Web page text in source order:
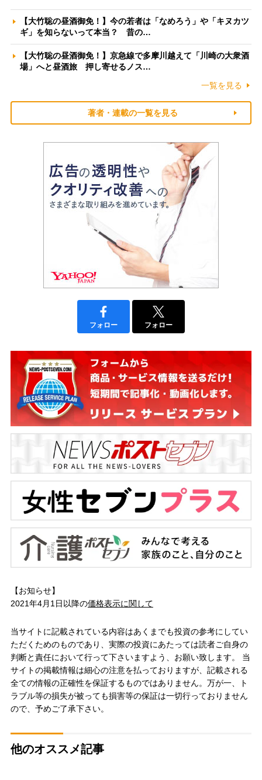
【大竹聡の昼酒御免！】今の若者は「なめろう」や「キヌカツ
ギ」を知らないって本当？ 昔の…
【大竹聡の昼酒御免！】京急線で多摩川越えて「川崎の大衆酒
場」へと昼酒旅 押し寄せるノス…
一覧を見る
著者・連載の一覧を見る
フォロー フォロー
【お知らせ】
2021年4月1日以降の価格表示に関して
当サイトに記載されている内容はあくまでも投資の参考にしてい
ただくためのものであり、実際の投資にあたっては読者ご自身の
判断と責任において行って下さいますよう、お願い致します。 当
サイトの掲載情報は細心の注意を払っておりますが、記載される
全ての情報の正確性を保証するものではありません。万が一、ト
ラブル等の損失が被っても損害等の保証は一切行っておりません
ので、予めご了承下さい。
他のオススメ記事